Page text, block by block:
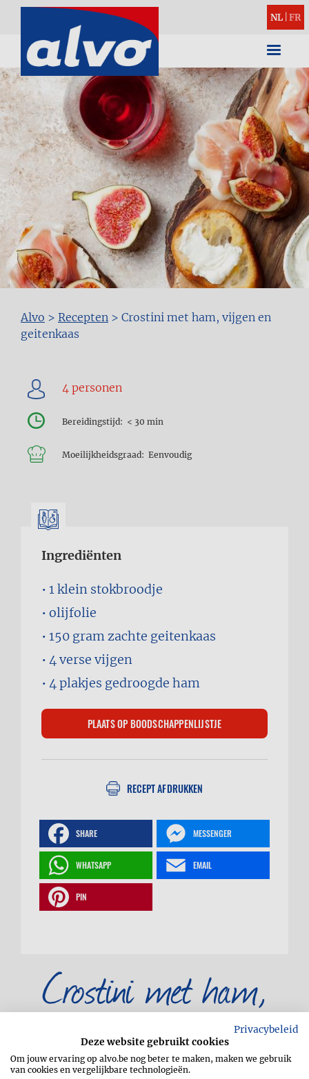
NL FR
Kruimelpad
Alvo > Recepten > Crostini met ham, vijgen en
geitenkaas
Bereidingstijd < 30 min
Moeilijkheidsgraad Eenvoudig
Ingrediënten
1klein stokbroodje
olijfolie
150 gramzachte geitenkaas
4verse vijgen
4 plakjes gedroogde ham
RECEPT AFDRUKKEN
SHARE MESSENGER
WHATSAPP EMAIL
PIN
Crostini met ham,
vijgen en geitenkaasPrivacybeleid
Deze website gebruikt cookies
Om jouw ervaring op alvo.be nog beter te maken, maken we gebruik
van cookies en vergelijkbare technologieën.